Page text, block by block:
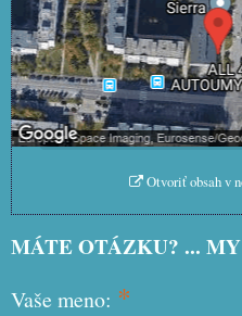
Povoliť
Povoliť a
druhom
Otvoriť obsah v
MÁTE OTÁZKU? ...
Vaše meno: *